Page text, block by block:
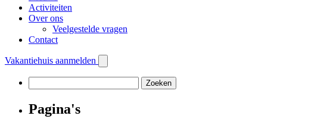
Activiteiten
Over ons
Veelgestelde vragen
Contact
Vakantiehuis aanmelden
naar:
Pagina's